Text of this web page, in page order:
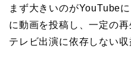
まず大きいのがYouTube
に動画を投稿し、一定の
テレビ出演に依存しない収